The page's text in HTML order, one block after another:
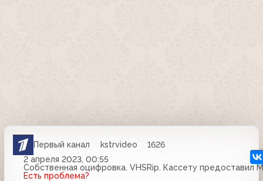
Первый канал kstrvideo
1626
2 апреля 2023, 00:55
Собственная оцифровка. VHSRip. Кассету предоставил
Есть проблема?